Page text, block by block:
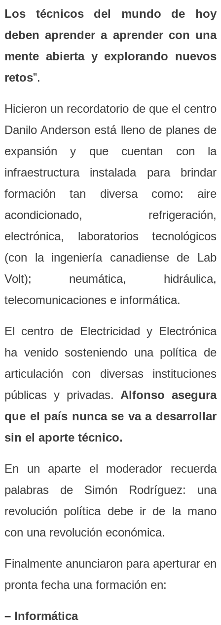
Los técnicos del mundo de hoy
deben aprender a aprender con una
mente abierta y explorando nuevos
retos”.
Hicieron un recordatorio de que el centro
Danilo Anderson está lleno de planes de
expansión y que cuentan con la
infraestructura instalada para brindar
formación tan diversa como: aire
acondicionado, refrigeración,
electrónica, laboratorios tecnológicos
(con la ingeniería canadiense de Lab
Volt); neumática, hidráulica,
telecomunicaciones e informática.
El centro de Electricidad y Electrónica
ha venido sosteniendo una política de
articulación con diversas instituciones
públicas y privadas. Alfonso asegura
que el país nunca se va a desarrollar
sin el aporte técnico.
En un aparte el moderador recuerda
palabras de Simón Rodríguez: una
revolución política debe ir de la mano
con una revolución económica.
Finalmente anunciaron para aperturar en
pronta fecha una formación en:
– Informática